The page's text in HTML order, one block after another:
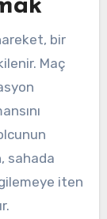
bir
Maç
sahada
iten